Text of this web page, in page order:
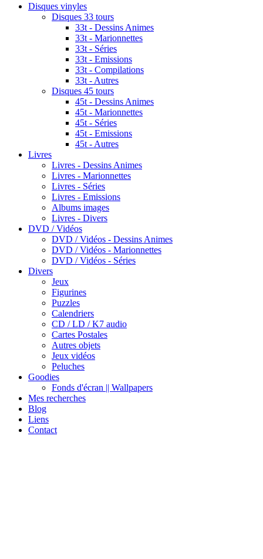
Disques vinyles
Disques 33 tours
33t - Dessins Animes
33t - Marionnettes
33t - Séries
33t - Emissions
33t - Compilations
33t - Autres
Disques 45 tours
45t - Dessins Animes
45t - Marionnettes
45t - Séries
45t - Emissions
45t - Autres
Livres
Livres - Dessins Animes
Livres - Marionnettes
Livres - Séries
Livres - Emissions
Albums images
Livres - Divers
DVD / Vidéos
DVD / Vidéos - Dessins Animes
DVD / Vidéos - Marionnettes
DVD / Vidéos - Séries
Divers
Jeux
Figurines
Puzzles
Calendriers
CD / LD / K7 audio
Cartes Postales
Autres objets
Jeux vidéos
Peluches
Goodies
Fonds d'écran || Wallpapers
Mes recherches
Blog
Liens
Contact